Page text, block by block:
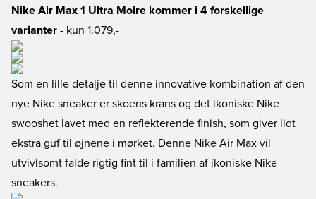
Nike Air Max 1 Ultra Moire kommer i 4 forskellige
varianter - kun 1.079,-
Som en lille detalje til denne innovative kombination af den
nye Nike sneaker er skoens krans og det ikoniske Nike
swooshet lavet med en reflekterende finish, som giver lidt
ekstra guf til øjnene i mørket. Denne Nike Air Max vil
utvivlsomt falde rigtig fint til i familien af ikoniske Nike
sneakers.